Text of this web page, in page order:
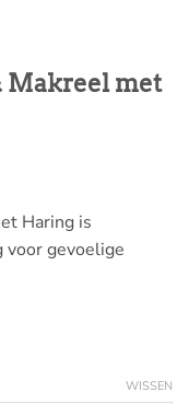
Makreel met
Haring is
voor gevoelige
WISSEN